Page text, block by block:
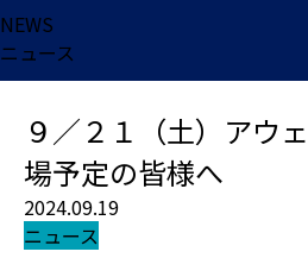
NEWS
ニュース
９／２１（土）アウ
場予定の皆様へ
2024.09.19
ニュース